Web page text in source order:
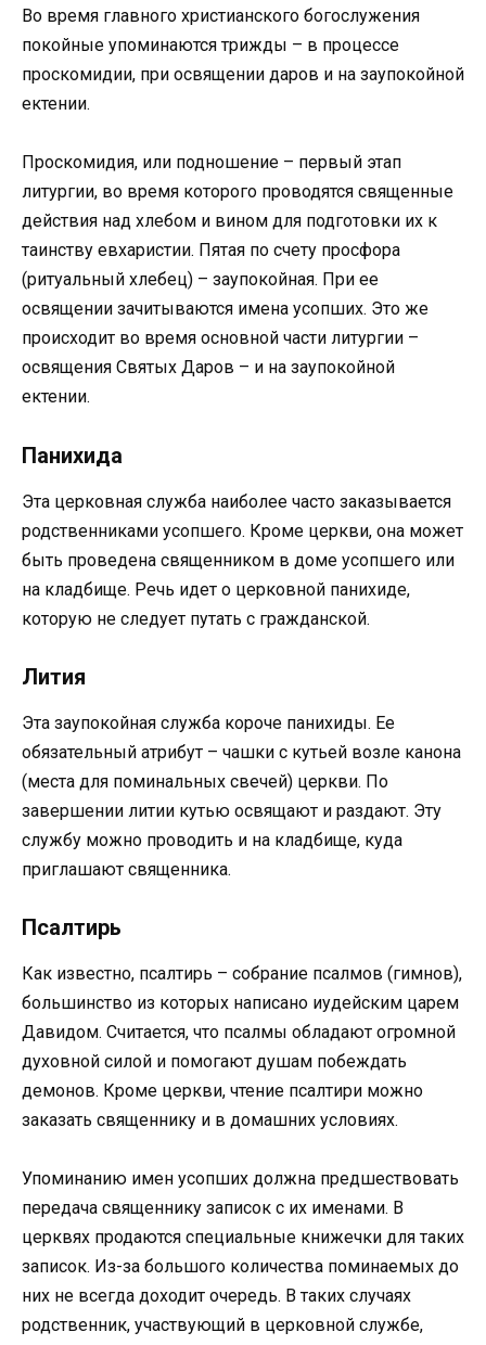
Во время главного христианского богослужения
покойные упоминаются трижды – в процессе
проскомидии, при освящении даров и на заупокойной
ектении.
Проскомидия, или подношение – первый этап
литургии, во время которого проводятся священные
действия над хлебом и вином для подготовки их к
таинству евхаристии. Пятая по счету просфора
(ритуальный хлебец) – заупокойная. При ее
освящении зачитываются имена усопших. Это же
происходит во время основной части литургии –
освящения Святых Даров – и на заупокойной
ектении.
Панихида
Эта церковная служба наиболее часто заказывается
родственниками усопшего. Кроме церкви, она может
быть проведена священником в доме усопшего или
на кладбище. Речь идет о церковной панихиде,
которую не следует путать с гражданской.
Лития
Эта заупокойная служба короче панихиды. Ее
обязательный атрибут ­– чашки с кутьей возле канона
(места для поминальных свечей) церкви. По
завершении литии кутью освящают и раздают. Эту
службу можно проводить и на кладбище, куда
приглашают священника.
Псалтирь
Как известно, псалтирь – собрание псалмов (гимнов),
большинство из которых написано иудейским царем
Давидом. Считается, что псалмы обладают огромной
духовной силой и помогают душам побеждать
демонов. Кроме церкви, чтение псалтири можно
заказать священнику и в домашних условиях.
Упоминанию имен усопших должна предшествовать
передача священнику записок с их именами. В
церквях продаются специальные книжечки для таких
записок. Из-за большого количества поминаемых до
них не всегда доходит очередь. В таких случаях
родственник, участвующий в церковной службе,